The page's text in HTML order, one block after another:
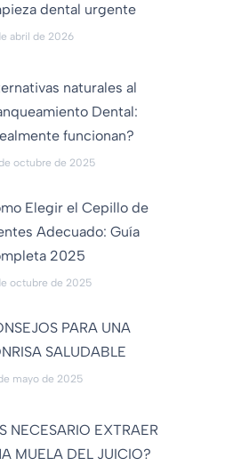
dental urgente
abril de 2026
naturales al
Dental:
funcionan?
octubre de 2025
Elegir el Cepillo de
Adecuado: Guía
2025
octubre de 2025
PARA UNA
SALUDABLE
mayo de 2025
NECESARIO EXTRAER
MUELA DEL JUICIO?